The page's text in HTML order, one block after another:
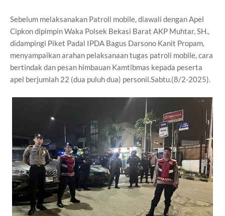
Sebelum melaksanakan Patroli mobile, diawali dengan Apel
Cipkon dipimpin Waka Polsek Bekasi Barat AKP Muhtar, SH.,
didampingi Piket Padal IPDA Bagus Darsono Kanit Propam,
menyampaikan arahan pelaksanaan tugas patroli mobile, cara
bertindak dan pesan himbauan Kamtibmas kepada peserta
apel berjumlah 22 (dua puluh dua) personil.Sabtu.(8/2-2025).